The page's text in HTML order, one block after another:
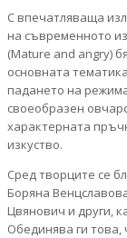
С впечатляваща
на съвременното
(Mature and angry)
основната
падането на
своеобразен
характерната
изкуство.
Сред творците се
Боряна
Цвянович и други,
Обединява ги това,